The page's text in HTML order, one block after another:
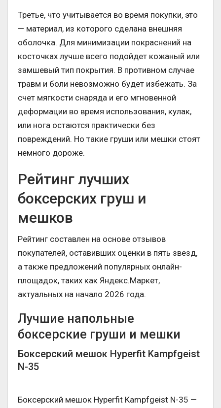
Третье, что учитывается во время покупки, это
— материал, из которого сделана внешняя
оболочка. Для минимизации покраснений на
косточках лучше всего подойдет кожаный или
замшевый тип покрытия. В противном случае
травм и боли невозможно будет избежать. За
счет мягкости снаряда и его мгновенной
деформации во время использования, кулак,
или нога остаются практически без
повреждений. Но такие груши или мешки стоят
немного дороже.
Рейтинг лучших
боксерских груш и
мешков
Рейтинг составлен на основе отзывов
покупателей, оставивших оценки в пять звезд,
а также предложений популярных онлайн-
площадок, таких как Яндекс.Маркет,
актуальных на начало 2026 года.
Лучшие напольные
боксерские груши и мешки
Боксерский мешок Hyperfit Kampfgeist
N-35
Боксерский мешок Hyperfit Kampfgeist N-35 —